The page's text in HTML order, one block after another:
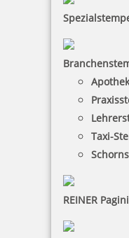
Taxi-
REINER